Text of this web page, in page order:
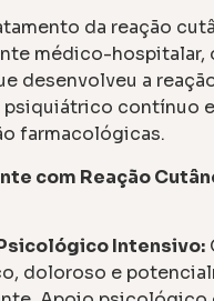
da reação
médico-hospitalar,
desenvolveu a
psiquiátrico contínuo
farmacológicas.
com Reação
Intensivo:
doloroso e